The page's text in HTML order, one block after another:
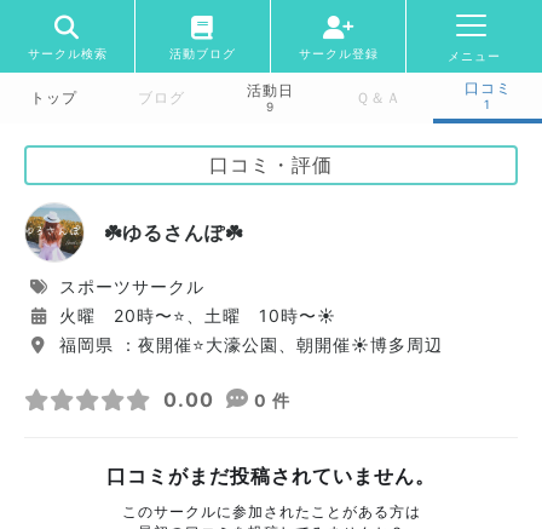
サークル検索 活動ブログ サークル登録 メニュー
トップ ブログ 活動日
9 Ｑ＆Ａ
口コミ
1
口コミ・評価
☘️ゆるさんぽ☘️
スポーツサークル
火曜 20時〜⭐️、土曜 10時〜☀️
福岡県 ：夜開催⭐️大濠公園、朝開催☀️博多周辺
0.00 0 件
口コミがまだ投稿されていません。
このサークルに参加されたことがある方は